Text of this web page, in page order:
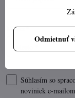
Mesto:*
Súhlasím so
noviniek e-
Odmietnuť